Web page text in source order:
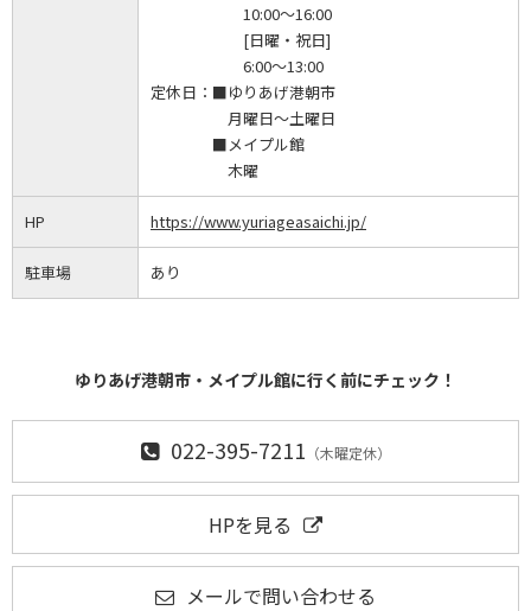
10:00～16:00
[日曜・祝日]
6:00～13:00
定休日： ■ゆりあげ港朝市
月曜日～土曜日
■メイプル館
木曜
HP https://www.yuriageasaichi.jp/
駐車場 あり
ゆりあげ港朝市・メイプル館に行く前にチェック！
022-395-7211 （木曜定休）
HPを見る
メールで問い合わせる